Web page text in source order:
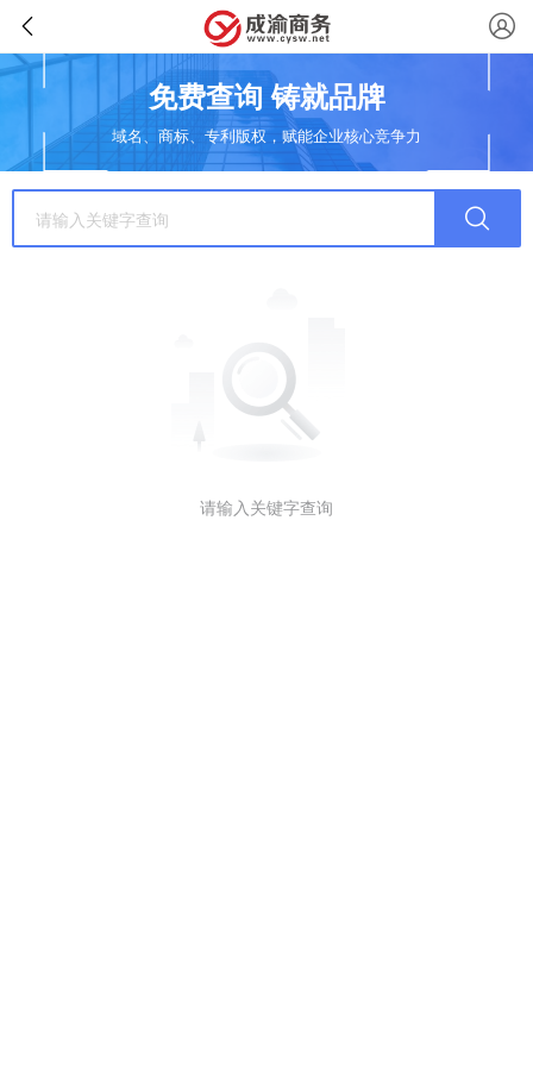
免费查询 铸就品牌
域名、商标、专利版权，赋能企业核心竞争力
请输入关键字查询